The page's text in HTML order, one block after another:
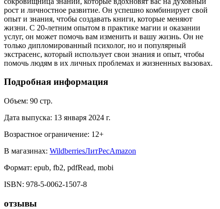
рост и личностное развитие. Он успешно комбинирует свой
опыт и знания, чтобы создавать книги, которые меняют
жизни. С 20-летним опытом в практике магии и оказании
услуг, он может помочь вам изменить и вашу жизнь. Он не
только дипломированный психолог, но и популярный
экстрасенс, который использует свои знания и опыт, чтобы
помочь людям в их личных проблемах и жизненных вызовах.
Подробная информация
Объем: 90 стр.
Дата выпуска: 13 января 2024 г.
Возрастное ограничение: 12+
В магазинах: WildberriesЛитРесAmazon
Формат: epub, fb2, pdfRead, mobi
ISBN: 978-5-0062-1507-8
отзывы